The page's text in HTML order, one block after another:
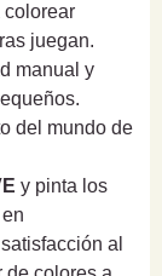
colorear
juegan.
manual y
del mundo de
y pinta los
al